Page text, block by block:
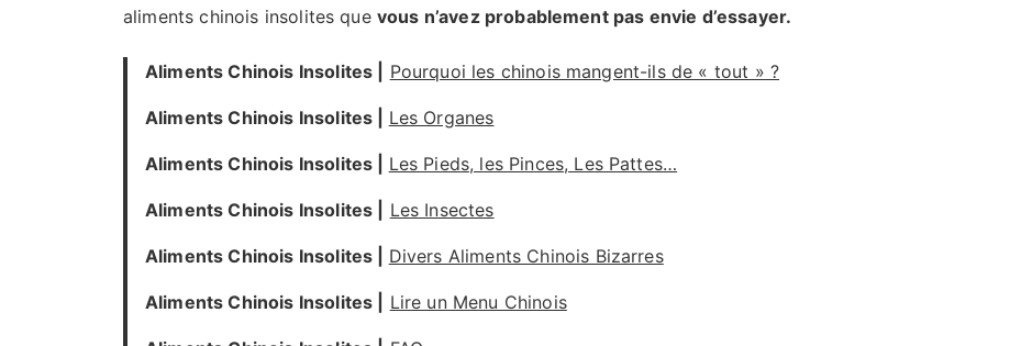
aliments chinois insolites que vous n’avez probablement pas envie d’essayer.
Aliments Chinois Insolites | Pourquoi les chinois mangent-ils de « tout » ?
Aliments Chinois Insolites Les Organes
Aliments Chinois Insolites Les Pieds, les Pinces, Les Pattes…
Aliments Chinois Insolites Les Insectes
Aliments Chinois Insolites Divers Aliments Chinois Bizarres
Aliments Chinois Insolites Lire un Menu Chinois